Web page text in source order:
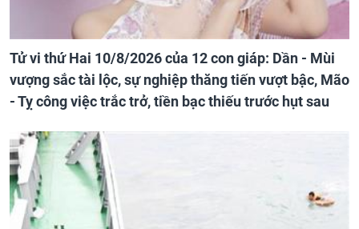
Tử vi thứ Hai 10/8/2026 của 12 con giáp: Dần - Mùi
vượng sắc tài lộc, sự nghiệp thăng tiến vượt bậc, Mão
- Tỵ công việc trắc trở, tiền bạc thiếu trước hụt sau